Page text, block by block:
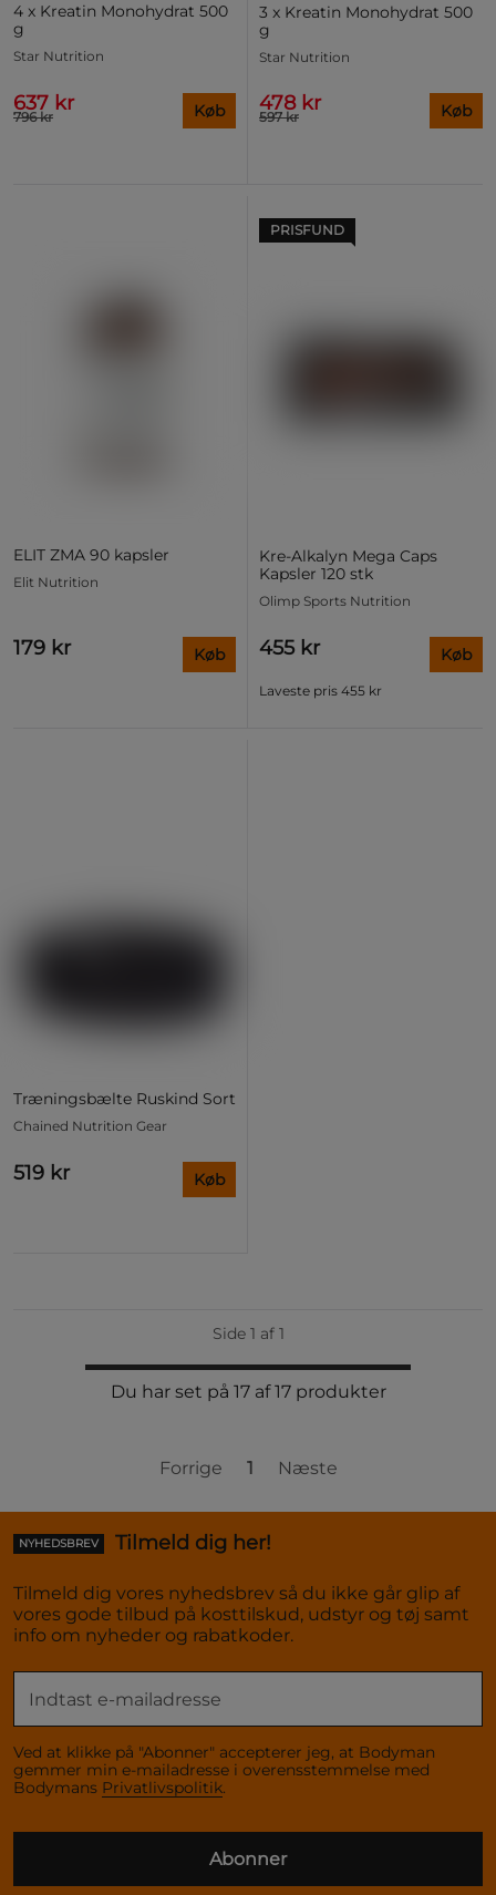
4 x Kreatin Monohydrat 500
g
Star Nutrition
637 kr
796 kr Køb
3 x Kreatin Monohydrat 500
g
Star Nutrition
478 kr
597 kr Køb
ELIT ZMA 90 kapsler
Elit Nutrition
179 kr Køb
PRISFUND
Kre-Alkalyn Mega Caps
Kapsler 120 stk
Olimp Sports Nutrition
455 kr
Laveste pris 455 kr
Køb
Træningsbælte Ruskind Sort
Chained Nutrition Gear
519 kr Køb
Side 1 af 1
Du har set på 17 af 17 produkter
Forrige 1 Næste
NYHEDSBREV Tilmeld dig her!
Tilmeld dig vores nyhedsbrev så du ikke går glip af
vores gode tilbud på kosttilskud, udstyr og tøj samt
info om nyheder og rabatkoder.
Ved at klikke på "Abonner" accepterer jeg, at Bodyman
gemmer min e-mailadresse i overensstemmelse med
Bodymans Privatlivspolitik.
Abonner